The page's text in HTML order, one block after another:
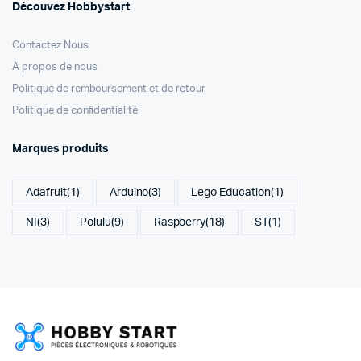
Découvez Hobbystart
Contactez Nous
A propos de nous
Politique de remboursement et de retour
Politique de confidentialité
Marques produits
Adafruit(1) Arduino(3) Lego Education(1)
NI (3) Polulu(9) Raspberry(18) ST(1)